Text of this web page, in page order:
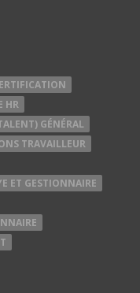
HR
GÉNÉRAL
TRAVAILLEUR
ET GESTIONNAIRE